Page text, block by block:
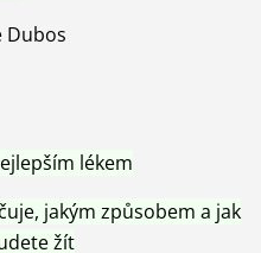
Dubos
lékem
jakým způsobem a jak
žít